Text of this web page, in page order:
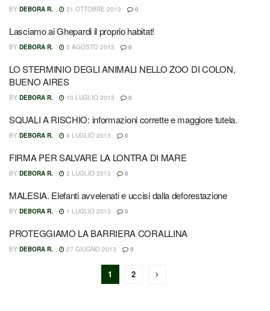
BY DEBORA R. 21 OTTOBRE 2013 0
Lasciamo ai Ghepardi il proprio habitat!
BY DEBORA R. 5 AGOSTO 2013 0
LO STERMINIO DEGLI ANIMALI NELLO ZOO DI COLON,
BUENO AIRES
BY DEBORA R. 10 LUGLIO 2013 0
SQUALI A RISCHIO: informazioni corrette e maggiore tutela.
BY DEBORA R. 4 LUGLIO 2013 0
FIRMA PER SALVARE LA LONTRA DI MARE
BY DEBORA R. 2 LUGLIO 2013 0
MALESIA. Elefanti avvelenati e uccisi dalla deforestazione
BY DEBORA R. 1 LUGLIO 2013 0
PROTEGGIAMO LA BARRIERA CORALLINA
BY DEBORA R. 27 GIUGNO 2013 0
1 2